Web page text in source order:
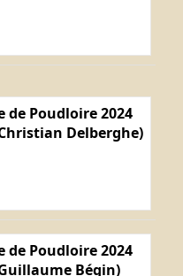
de Poudloire 2024
Delberghe)
de Poudloire 2024
Bégin)